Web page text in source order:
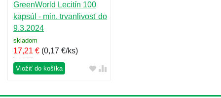
GreenWorld Lecitín 100
kapsúl - min. trvanlivosť do
9.3.2024
skladom
17,21 € (0,17 €/ks)
Vložiť do košíka